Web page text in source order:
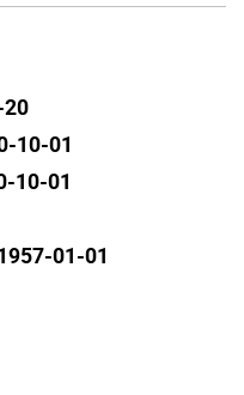
10-01
10-01
01-01